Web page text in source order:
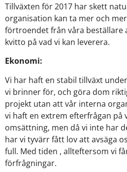
Tillväxten för 2017 har skett
organisation kan ta mer och
förtroendet från våra beställare
kvitto på vad vi kan leverera.
Ekonomi:
Vi har haft en stabil tillväxt
vi brinner för, och göra dom
projekt utan att vår interna
vi haft en extrem efterfrågan på
omsättning, men då vi inte har
har vi tyvärr fått lov att avsäga
full. Med tiden , allteftersom vi
förfrågningar.